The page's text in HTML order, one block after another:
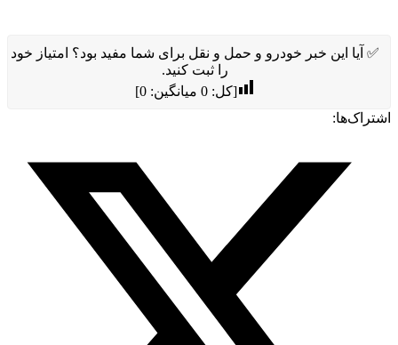
✅ آیا این خبر خودرو و حمل و نقل برای شما مفید بود؟ امتیاز خود
را ثبت کنید.
[کل:0 میانگین:0
]
اشتراک‌ها: